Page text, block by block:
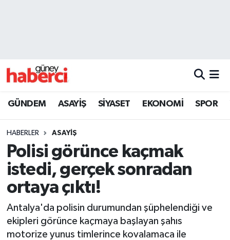
GÜNDEM ASAYİŞ SİYASET EKONOMİ SPOR
HABERLER ASAYİŞ
Polisi görünce kaçmak
istedi, gerçek sonradan
ortaya çıktı!
Antalya'da polisin durumundan şüphelendiği ve
ekipleri görünce kaçmaya başlayan şahıs
motorize yunus timlerince kovalamaca ile
Beyoğlu Trafik Yoğunluk Haritası
Son Dakika Haberleri
Haber Arşivi